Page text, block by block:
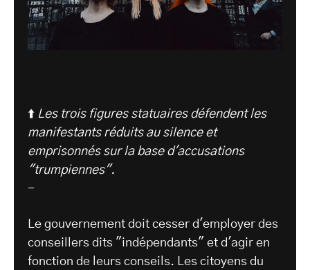
⬆️ Les trois figures statuaires défendent les
manifestants réduits au silence et
emprisonnés sur la base d'accusations
"trumpiennes".
-
Le gouvernement doit cesser d'employer des
conseillers dits "indépendants" et d'agir en
fonction de leurs conseils. Les citoyens du